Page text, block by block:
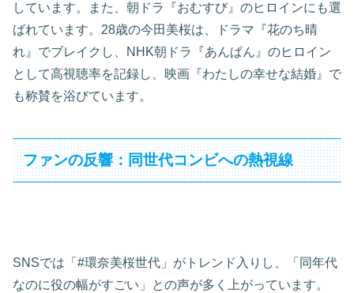
しています。また、朝ドラ『おむすび』のヒロインにも選
ばれています。28歳の今田美桜は、ドラマ『花のち晴
れ』でブレイクし、NHK朝ドラ『あんぱん』のヒロイン
として高視聴率を記録し、映画『わたしの幸せな結婚』で
も称賛を浴びています。
ファンの反響：同世代コンビへの熱視線
SNSでは「#環奈美桜世代」がトレンド入りし、「同年代
なのに役の幅がすごい」との声が多く上がっています。